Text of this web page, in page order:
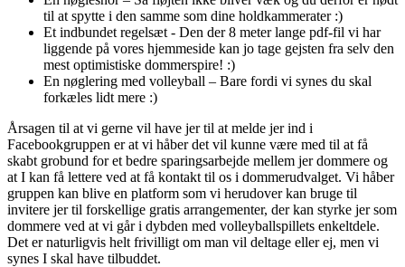
til at spytte i den samme som dine holdkammerater :)
Et indbundet regelsæt - Den der 8 meter lange pdf-fil vi har
liggende på vores hjemmeside kan jo tage gejsten fra selv den
mest optimistiske dommerspire! :)
En nøglering med volleyball – Bare fordi vi synes du skal
forkæles lidt mere :)
Årsagen til at vi gerne vil have jer til at melde jer ind i
Facebookgruppen er at vi håber det vil kunne være med til at få
skabt grobund for et bedre sparingsarbejde mellem jer dommere og
at I kan få lettere ved at få kontakt til os i dommerudvalget. Vi håber
gruppen kan blive en platform som vi herudover kan bruge til
invitere jer til forskellige gratis arrangementer, der kan styrke jer som
dommere ved at vi går i dybden med volleyballspillets enkeltdele.
Det er naturligvis helt frivilligt om man vil deltage eller ej, men vi
synes I skal have tilbuddet.